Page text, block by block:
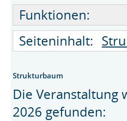
Funktionen:
Seiteninhalt:
Strukturbaum
Die Veranstaltung
2026 gefunden: